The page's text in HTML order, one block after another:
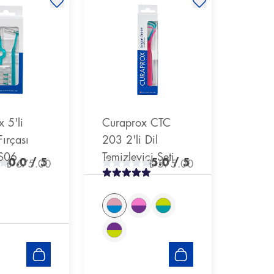
5'li
0.0/ 5
₺ 675.00
Curaprox CTC
203 2'li Dil
Temizleyici Seti
5.0/ 5
₺ 575.00